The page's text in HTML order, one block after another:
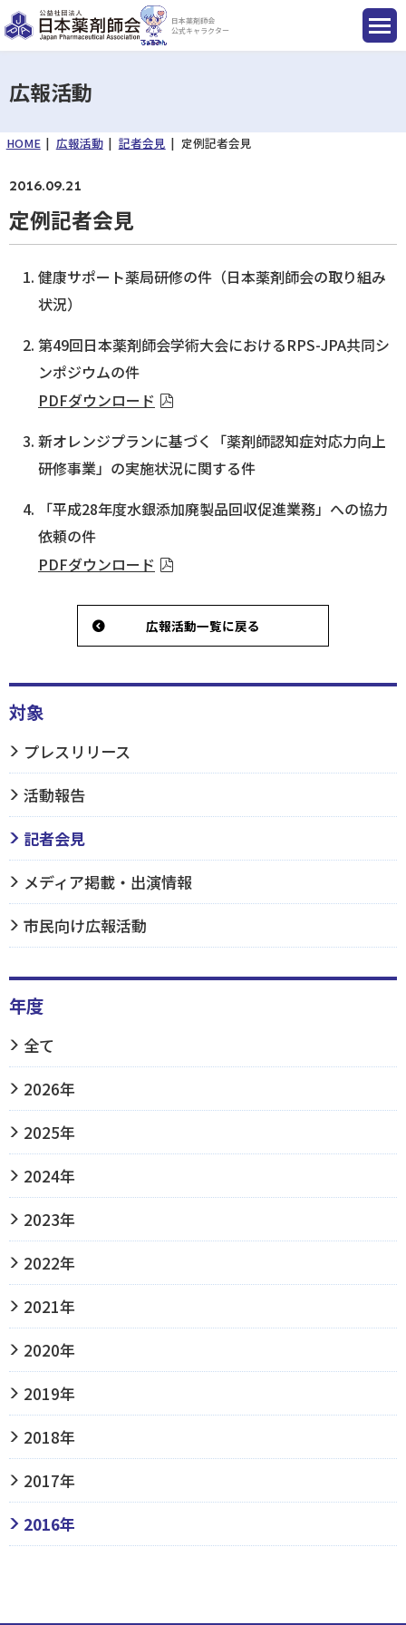
日本薬剤師会
公式キャラクター
国民のみなさまへ
ログイン
広報活動
HOME 広報活動 記者会見 定例記者会見
2016.09.21
定例記者会見
健康サポート薬局研修の件（日本薬剤師会の取り組み
状況）
第49回日本薬剤師会学術大会におけるRPS-JPA共同シ
ンポジウムの件
PDFダウンロード
新オレンジプランに基づく「薬剤師認知症対応力向上
研修事業」の実施状況に関する件
「平成28年度水銀添加廃製品回収促進業務」への協力
依頼の件
PDFダウンロード
広報活動一覧に戻る
対象
プレスリリース
活動報告
記者会見
メディア掲載・出演情報
市民向け広報活動
年度
全て
2026年
2025年
2024年
2023年
2022年
2021年
2020年
2019年
2018年
2017年
2016年